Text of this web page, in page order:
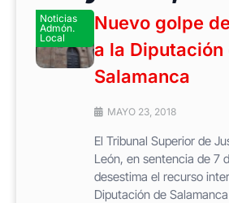
Noticias
Admón.
Local
Nuevo golpe
a la Diputación
Salamanca
MAYO 23, 2018
El Tribunal Superior de
León, en sentencia de 7
desestima el recurso
Diputación de